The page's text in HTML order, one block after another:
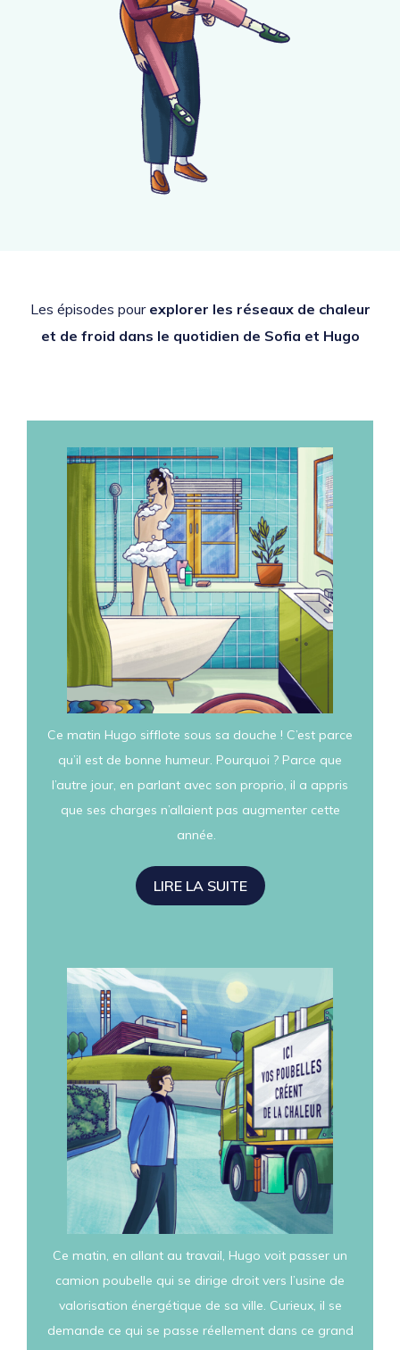
Les épisodes pour explorer les réseaux de chaleur
et de froid dans le quotidien de Sofia et Hugo
Ce matin Hugo sifflote sous sa douche ! C’est parce
qu’il est de bonne humeur. Pourquoi ? Parce que
l’autre jour, en parlant avec son proprio, il a appris
que ses charges n’allaient pas augmenter cette
année.
LIRE LA SUITE
Ce matin, en allant au travail, Hugo voit passer un
camion poubelle qui se dirige droit vers l’usine de
valorisation énergétique de sa ville. Curieux, il se
demande ce qui se passe réellement dans ce grand